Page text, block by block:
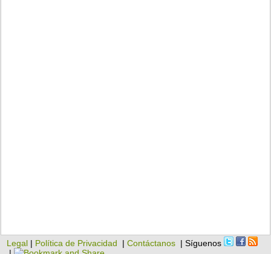
Legal | Política de Privacidad |Contáctanos | Síguenos